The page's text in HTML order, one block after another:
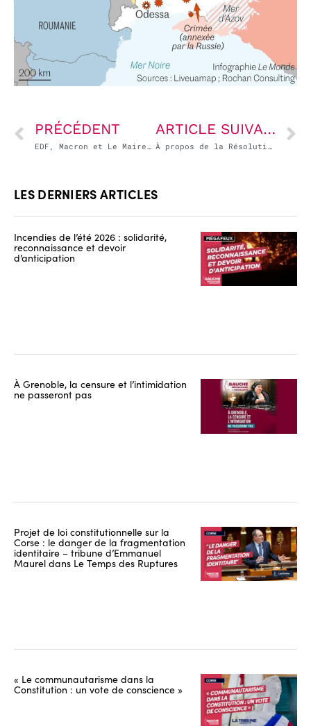
PRÉCÉDENT
EDF, Macron et Le Maire ne changent pas une stratégie qui perd
ARTICLE SUIVANT
À propos de la Résolution du parlement européen sur l’invasion russe contre l’Ukraine – Emmanuel Maurel
LES DERNIERS ARTICLES
Incendies de l’été 2026 : solidarité,
reconnaissance et devoir
d’anticipation
À Grenoble, la censure et l’intimidation
ne passeront pas
Projet de loi constitutionnelle sur la
Corse : le danger de la fragmentation
identitaire – tribune d’Emmanuel
Maurel dans Le Temps des Ruptures
« Le communautarisme dans la
Constitution : un vote de conscience »